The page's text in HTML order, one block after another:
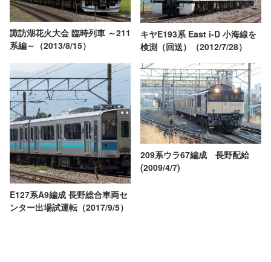
諏訪湖花火大会 臨時列車 ～211
系編～（2013/8/15）
キヤE193系 East i-D 小海線を
検測（回送）（2012/7/28）
E127系A9編成 長野総合車両セ
ンター出場試運転（2017/9/5）
209系ウラ67編成 長野配給
(2009/4/7)